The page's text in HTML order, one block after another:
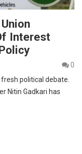
Interest
0
political debate.
Nitin Gadkari has